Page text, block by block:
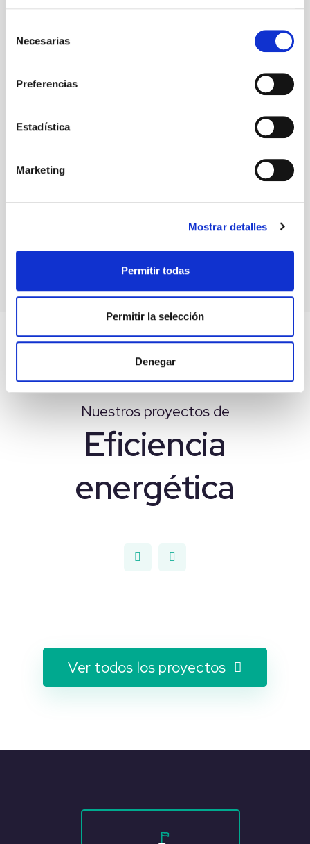
Necesarias
Preferencias
Estadística
Marketing
Mostrar detalles
Permitir todas
Permitir la selección
Denegar
PROYECTOS
Nuestros proyectos de
Eficiencia
energética
Ver todos los proyectos